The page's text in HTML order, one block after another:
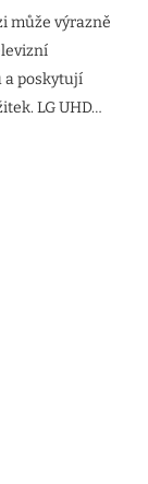
může výrazně
a poskytují
LG UHD…